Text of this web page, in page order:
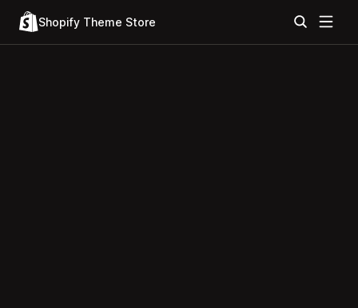
Shopify Theme Store